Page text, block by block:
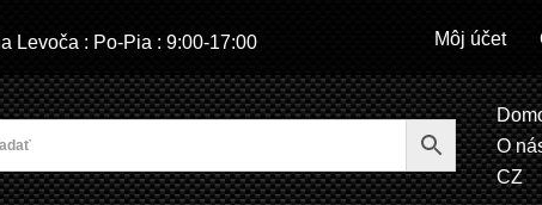
Levoča : Po-Pia : 9:00-17:00 Môj účet
O
CZ